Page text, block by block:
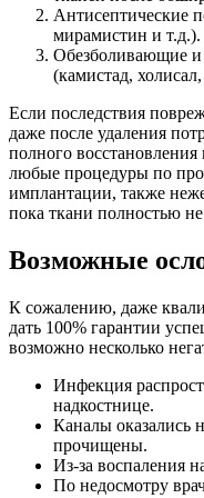
Антисептические
мирамистин и т.д.).
Обезболивающие и
(камистад,
Если последствия
даже после удаления
полного
любые процедуры по
имплантации, также
пока ткани полностью
Возможные
К сожалению, даже
дать 100% гарантии
возможно несколько
Инфекция
надкостнице.
Каналы оказались
прочищены.
Из-за воспаления
По недосмотру